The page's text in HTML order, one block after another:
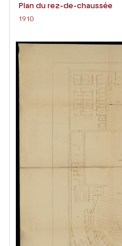
Plan du rez-de-chaussée
1910